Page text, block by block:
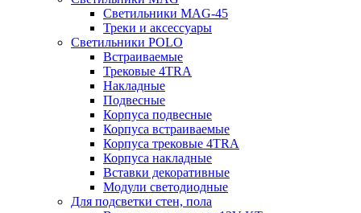
Светильники MAG-45
Треки и аксессуары
Светильники POLO
Встраиваемые
Трековые 4TRA
Накладные
Подвесные
Корпуса подвесные
Корпуса встраиваемые
Корпуса трековые 4TRA
Корпуса накладные
Вставки декоративные
Модули светодиодные
Для подсветки стен, пола